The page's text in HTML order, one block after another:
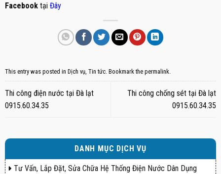
Facebooktại Đây
This entry was posted in Dịch vụ, Tin tức. Bookmark the permalink.
Thi công điện nước tại Đà lạt
0915.60.34.35
Thi công chống sét tại Đà lạt
0915.60.34.35
DANH MỤC DỊCH VỤ
Tư Vấn, Lắp Đặt, Sửa Chữa Hệ Thống Điện Nước Dân Dụng